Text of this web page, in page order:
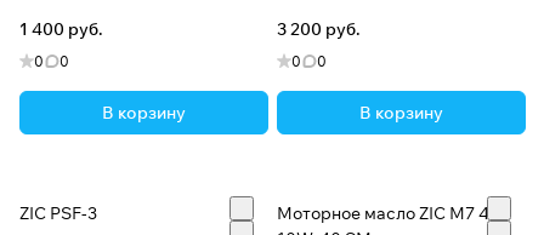
число лучших продуктов, присутствующих на
современном российском рынке смазочных
материалов.
1 400 руб.
0 0
В корзину
3 200 руб.
0 0
В корзину
ZIC PSF-3
Моторное масло ZIC M7 4T